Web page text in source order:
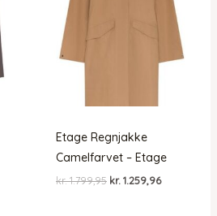
Etage Regnjakke
Camelfarvet – Etage
kr.1.799,95 Den
kr. 1.259,96Den